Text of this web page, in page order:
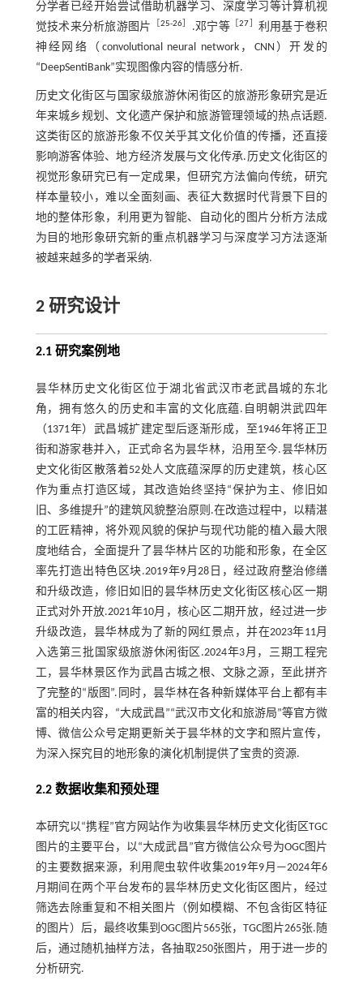
分学者已经开始尝试借助机器学习、深度学习等计算机视
觉技术来分析旅游图片
［25-26 .邓宁等［27
利用基于卷积
神经网络（convolutional neural network，CNN）开发的
“DeepSentiBank”实现图像内容的情感分析.
历史文化街区与国家级旅游休闲街区的旅游形象研究是近
年来城乡规划、文化遗产保护和旅游管理领域的热点话题.
这类街区的旅游形象不仅关乎其文化价值的传播，还直接
影响游客体验、地方经济发展与文化传承.历史文化街区的
视觉形象研究已有一定成果，但研究方法偏向传统，研究
样本量较小，难以全面刻画、表征大数据时代背景下目的
地的整体形象，利用更为智能、自动化的图片分析方法成
为目的地形象研究新的重点机器学习与深度学习方法逐渐
被越来越多的学者采纳.
2 研究设计
2.1 研究案例地
昙华林历史文化街区位于湖北省武汉市老武昌城的东北
角，拥有悠久的历史和丰富的文化底蕴.自明朝洪武四年
（1371年）武昌城扩建定型后逐渐形成，至1946年将正卫
街和游家巷并入，正式命名为昙华林，沿用至今.昙华林历
史文化街区散落着52处人文底蕴深厚的历史建筑，核心区
作为重点打造区域，其改造始终坚持“保护为主、修旧如
旧、多维提升”的建筑风貌整治原则.在改造过程中，以精湛
的工匠精神，将外观风貌的保护与现代功能的植入最大限
度地结合，全面提升了昙华林片区的功能和形象，在全区
率先打造出特色区块.2019年9月28日，经过政府整治修缮
和升级改造，修旧如旧的昙华林历史文化街区核心区一期
正式对外开放.2021年10月，核心区二期开放，经过进一步
升级改造，昙华林成为了新的网红景点，并在2023年11月
入选第三批国家级旅游休闲街区.2024年3月，三期工程完
工，昙华林景区作为武昌古城之根、文脉之源，至此拼齐
了完整的“版图”.同时，昙华林在各种新媒体平台上都有丰
富的相关内容，“大成武昌”“武汉市文化和旅游局”等官方微
博、微信公众号定期更新关于昙华林的文字和照片宣传，
为深入探究目的地形象的演化机制提供了宝贵的资源.
2.2 数据收集和预处理
本研究以“携程”官方网站作为收集昙华林历史文化街区TGC
图片的主要平台，以“大成武昌”官方微信公众号为OGC图片
的主要数据来源，利用爬虫软件收集2019年9月—2024年6
月期间在两个平台发布的昙华林历史文化街区图片，经过
筛选去除重复和不相关图片（例如模糊、不包含街区特征
的图片）后，最终收集到OGC图片565张，TGC图片265张.随
后，通过随机抽样方法，各抽取250张图片，用于进一步的
分析研究.